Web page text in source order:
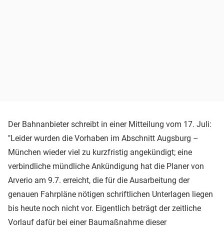
Der Bahnanbieter schreibt in einer Mitteilung vom 17. Juli:
"Leider wurden die Vorhaben im Abschnitt Augsburg –
München wieder viel zu kurzfristig angekündigt; eine
verbindliche mündliche Ankündigung hat die Planer von
Arverio am 9.7. erreicht, die für die Ausarbeitung der
genauen Fahrpläne nötigen schriftlichen Unterlagen liegen
bis heute noch nicht vor. Eigentlich beträgt der zeitliche
Vorlauf dafür bei einer Baumaßnahme dieser